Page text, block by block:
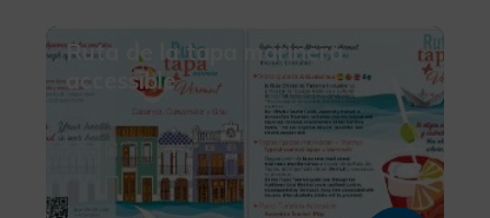
Ruta de la tapa marinera
accessible